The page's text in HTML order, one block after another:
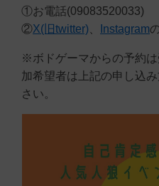
①お電話(09083520033)
②X(旧twitter) Instagram
※ボドゲーマからの予約
加希望者は上記の申し込
さい。